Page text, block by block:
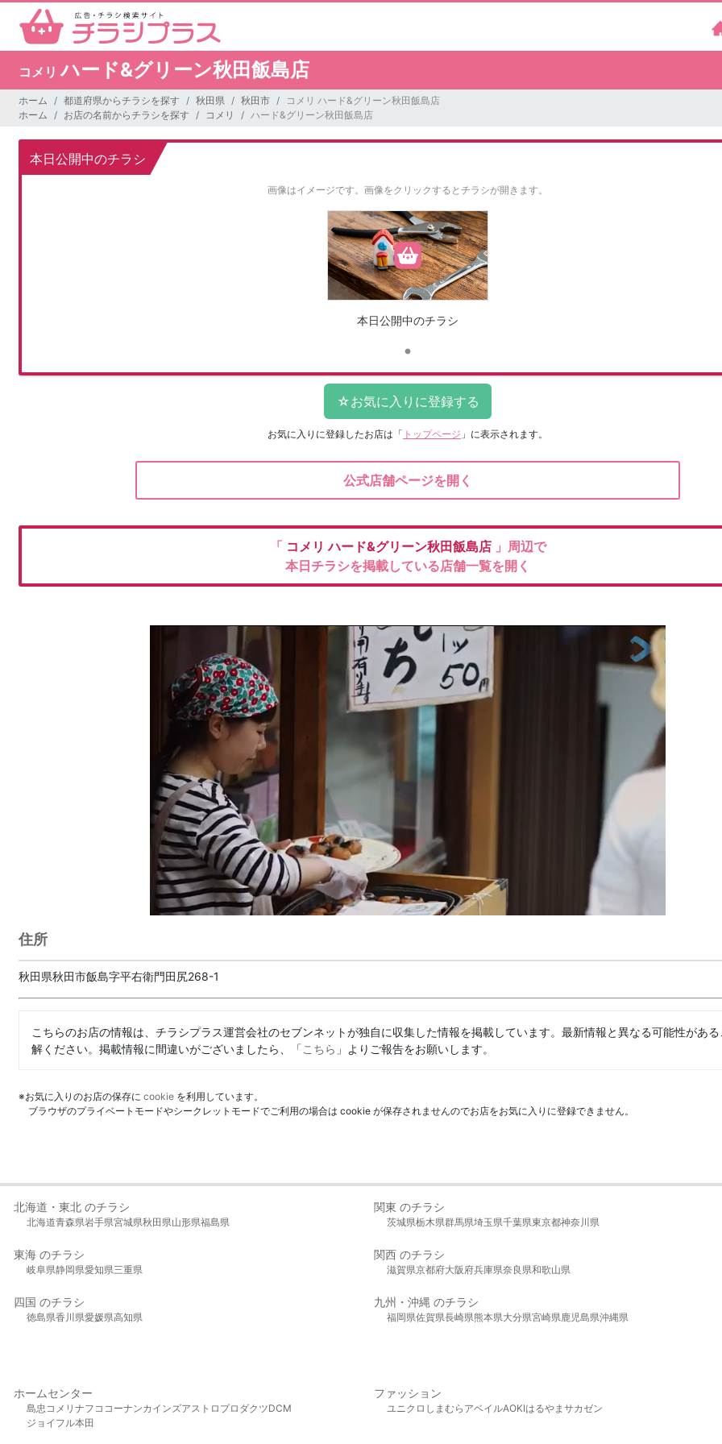
コメリハード&グリーン秋田飯島店
ホーム 都道府県からチラシを探す 秋田県 秋田市
コメリ ハード&グリーン秋田飯島店
ホーム
お店の名前からチラシを探す コメリ ハード&グリーン秋田飯島店
本日公開中のチラシ
画像はイメージです。 画像をクリックするとチラシが開きます。
本日公開中のチラシ
お気に入りに登録したお店は 「 トップページ 」に表示されます。
公式店舗ページを開く
「 コメリハード&グリーン秋田飯島店 」周辺で
本日チラシを掲載している店舗一覧を開く
住所
秋田県秋田市飯島字平右衛門田尻268-1
こちらのお店の情報は、チラシプラス運営会社のセブンネットが独自に収集した情報を掲載しています。最新情報と異なる可能性があ
解ください。掲載情報に間違いがございましたら、「こちら 」よりご報告をお願いします。
※お気に入りのお店の保存に cookie を利用しています。
ブラウザのプライベートモードやシークレットモードでご利用の場合は cookie が保存されませんのでお店をお気に入りに登録できません。
北海道・東北 のチラシ
北海道青森県岩手県宮城県秋田県山形県福島県
関東 のチラシ
茨城県栃木県群馬県埼玉県千葉県東京都神奈川県
東海 のチラシ
岐阜県静岡県愛知県三重県
関西 のチラシ
滋賀県京都府大阪府兵庫県奈良県和歌山県
四国 のチラシ
徳島県香川県愛媛県高知県
九州・沖縄 のチラシ
福岡県佐賀県長崎県熊本県大分県宮崎県鹿児島県沖縄県
ホームセンター
島忠 コメリ ナフコ コーナンカインズアストロプロダクツDCM
ジョイフル本田
ファッション
ユニクロ しまむら アベイルAOKIはるやま サカゼン